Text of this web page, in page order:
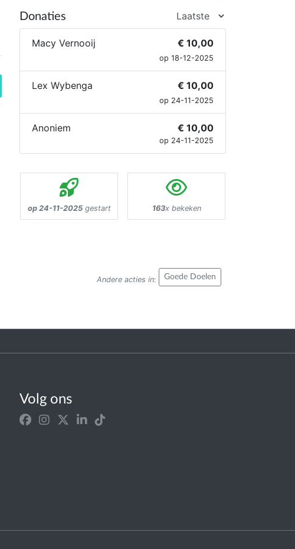
Donaties
Macy Vernooij € 10,00
op 18-12-2025
Lex Wybenga € 10,00
op 24-11-2025
Anoniem € 10,00
op 24-11-2025
op 24-11-2025gestart 163x bekeken
Andere acties in: Goede Doelen
Volg ons